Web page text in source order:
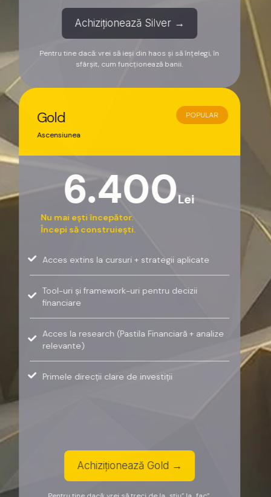
Achiziționează Silver →
Pentru tine dacă: vrei să ieși din haos și să înțelegi, în
sfârșit, cum funcționează banii.
Gold
Ascensiunea
6.400Lei
Nu mai ești începător.
Începi să construiești.
Acces extins la cursuri + strategii aplicate
Tool-uri și framework-uri pentru decizii
financiare
Acces la research (Pastila Financiară + analize
relevante)
Primele direcții clare de investiții
Achiziționează Gold →
POPULAR